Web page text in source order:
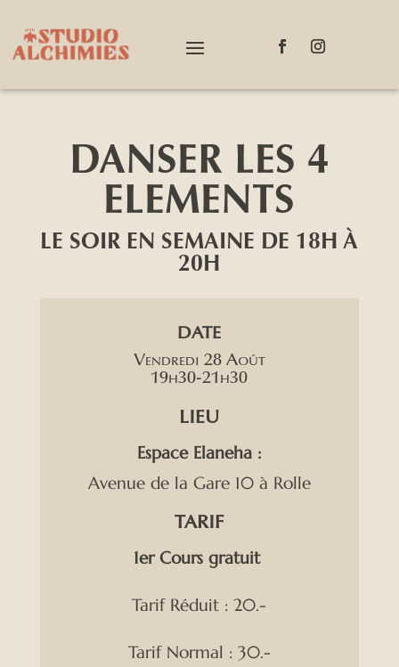
DANSER LES 4
ELEMENTS
LE SOIR EN SEMAINE DE 18H À
20H
DATE
Vendredi 28 Août
19h30-21h30
LIEU
Espace Elaneha :
Avenue de la Gare 10 à Rolle
TARIF
1er Cours gratuit
Tarif Réduit : 20.-
Tarif Normal : 30.-